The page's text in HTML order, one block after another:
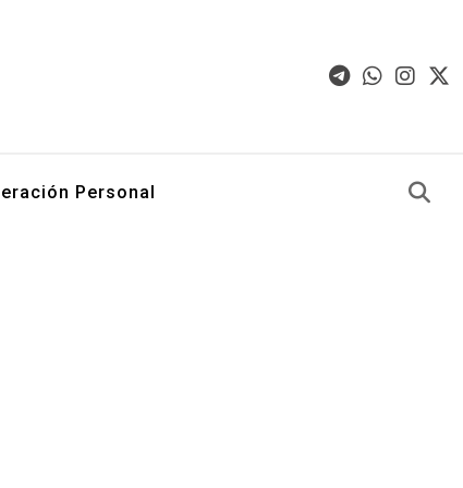
Personal